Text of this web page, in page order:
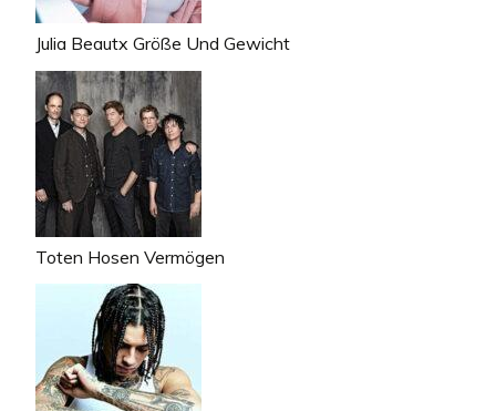
Julia Beautx Größe Und Gewicht
Toten Hosen Vermögen